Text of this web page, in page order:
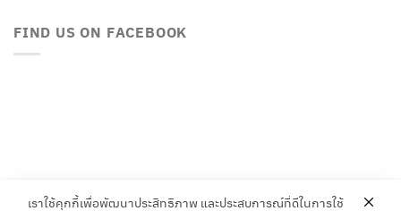
FIND US ON FACEBOOK
เราใช้คุกกี้เพื่อพัฒนาประสิทธิภาพ และประสบการณ์ที่ดีในการใช้